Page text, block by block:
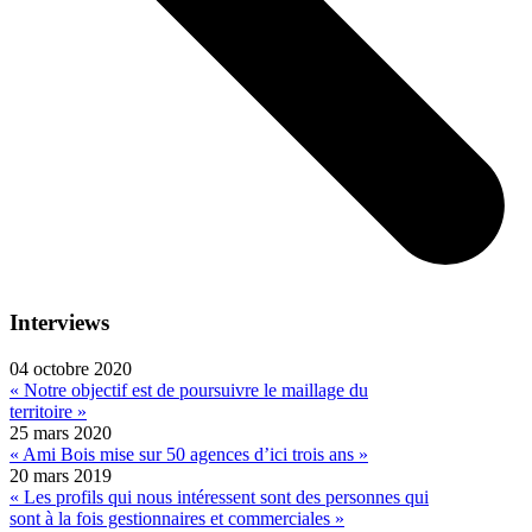
Interviews
04 octobre 2020
« Notre objectif est de poursuivre le maillage du
territoire »
25 mars 2020
« Ami Bois mise sur 50 agences d’ici trois ans »
20 mars 2019
« Les profils qui nous intéressent sont des personnes qui
sont à la fois gestionnaires et commerciales »